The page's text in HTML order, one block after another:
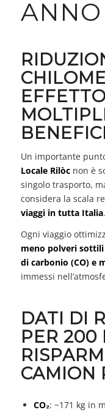
ANNO
Un importante
Locale Rilòcnon è
singolo trasporto,
considera la scala
viaggi in tutta Italia.
Ogni viaggio
meno polveri sottili
di carbonio (CO) e
immessi
DATI DI
PER 200
CAMION
CO₂: ~171 kg in